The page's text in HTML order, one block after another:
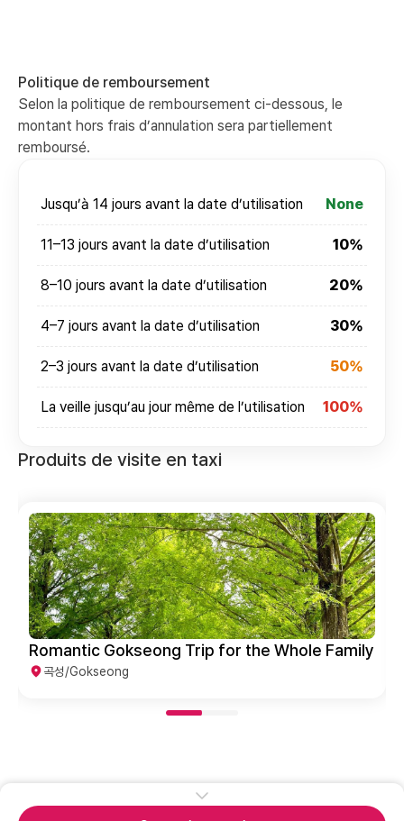
Politique de remboursement
Selon la politique de remboursement ci-dessous, le
montant hors frais d’annulation sera partiellement
remboursé.
Jusqu’à 14 jours avant la date d’utilisation None
11–13 jours avant la date d’utilisation 10%
8–10 jours avant la date d’utilisation 20%
4–7 jours avant la date d’utilisation 30%
2–3 jours avant la date d’utilisation 50%
La veille jusqu’au jour même de l’utilisation 100%
Produits de visite en taxi
Romantic Gokseong Trip for the Whole Family
곡성/Gokseong